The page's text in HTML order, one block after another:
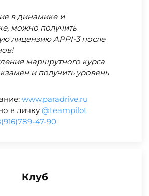
в динамике и
можно получить
лицензию APPI-3 после
маршрутного курса
и получить уровень
www.paradrive.ru
в личку@teampilot
47-90
Клуб